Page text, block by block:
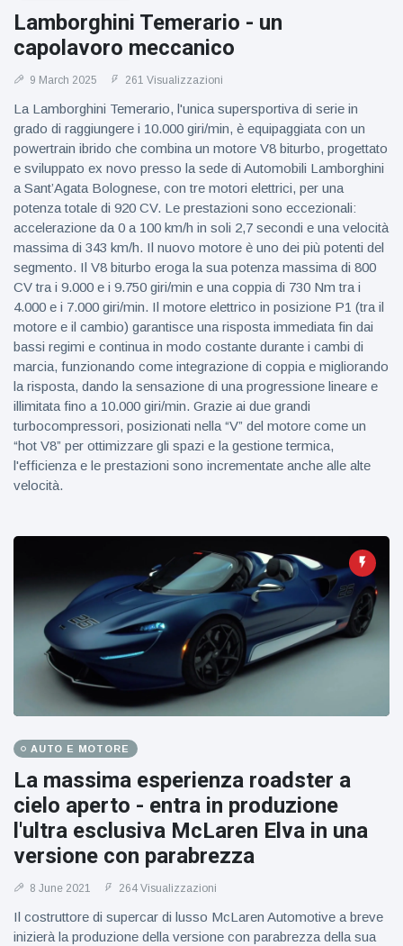
Lamborghini Temerario - un
capolavoro meccanico
9 March 2025 261 Visualizzazioni
La Lamborghini Temerario, l'unica supersportiva di serie in
grado di raggiungere i 10.000 giri/min, è equipaggiata con un
powertrain ibrido che combina un motore V8 biturbo, progettato
e sviluppato ex novo presso la sede di Automobili Lamborghini
a Sant’Agata Bolognese, con tre motori elettrici, per una
potenza totale di 920 CV. Le prestazioni sono eccezionali:
accelerazione da 0 a 100 km/h in soli 2,7 secondi e una velocità
massima di 343 km/h. Il nuovo motore è uno dei più potenti del
segmento. Il V8 biturbo eroga la sua potenza massima di 800
CV tra i 9.000 e i 9.750 giri/min e una coppia di 730 Nm tra i
4.000 e i 7.000 giri/min. Il motore elettrico in posizione P1 (tra il
motore e il cambio) garantisce una risposta immediata fin dai
bassi regimi e continua in modo costante durante i cambi di
marcia, funzionando come integrazione di coppia e migliorando
la risposta, dando la sensazione di una progressione lineare e
illimitata fino a 10.000 giri/min. Grazie ai due grandi
turbocompressori, posizionati nella “V” del motore come un
“hot V8” per ottimizzare gli spazi e la gestione termica,
l'efficienza e le prestazioni sono incrementate anche alle alte
velocità.
AUTO E MOTORE
La massima esperienza roadster a
cielo aperto - entra in produzione
l'ultra esclusiva McLaren Elva in una
versione con parabrezza
8 June 2021 264 Visualizzazioni
Il costruttore di supercar di lusso McLaren Automotive a breve
inizierà la produzione della versione con parabrezza della sua